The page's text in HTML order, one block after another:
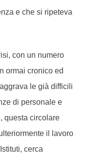
e che si ripeteva
con un numero
ormai cronico ed
le già difficili
di personale e
questa circolare
il lavoro
cerca